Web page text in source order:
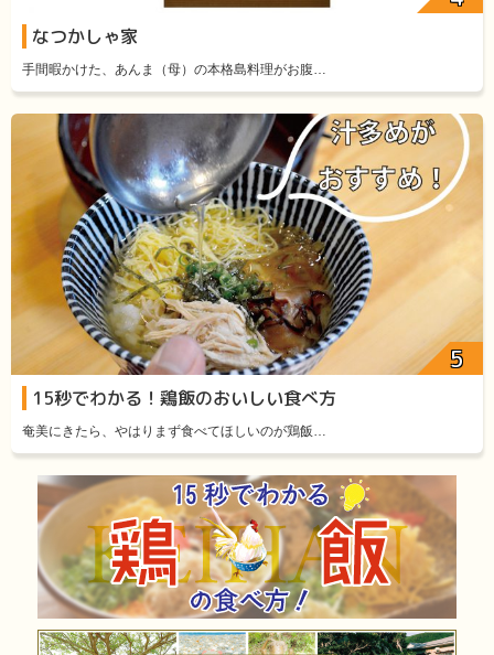
なつかしゃ家
手間暇かけた、あんま（母）の本格島料理がお腹…
15秒でわかる！鶏飯のおいしい食べ方
奄美にきたら、やはりまず食べてほしいのが鶏飯…